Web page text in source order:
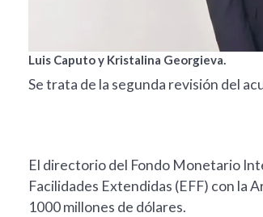
Luis Caputo y Kristalina Georgieva.
Se trata de la segunda revisión del
El directorio del Fondo Monetario
Facilidades Extendidas (EFF) con la
1000 millones de dólares.